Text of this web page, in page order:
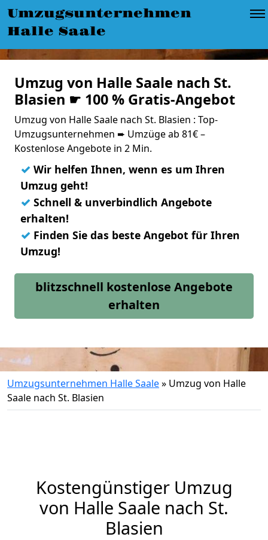
Umzugsunternehmen
Halle Saale
Umzug von Halle Saale nach St.
Blasien ☛ 100 % Gratis-Angebot
Umzug von Halle Saale nach St. Blasien : Top-
Umzugsunternehmen ➨ Umzüge ab 81€ –
Kostenlose Angebote in 2 Min.
✓ Wir helfen Ihnen, wenn es um Ihren
Umzug geht!
✓ Schnell & unverbindlich Angebote
erhalten!
✓ Finden Sie das beste Angebot für Ihren
Umzug!
blitzschnell kostenlose Angebote
erhalten
Umzugsunternehmen Halle Saale» Umzug von Halle
Saale nach St. Blasien
Kostengünstiger Umzug
von Halle Saale nach St.
Blasien